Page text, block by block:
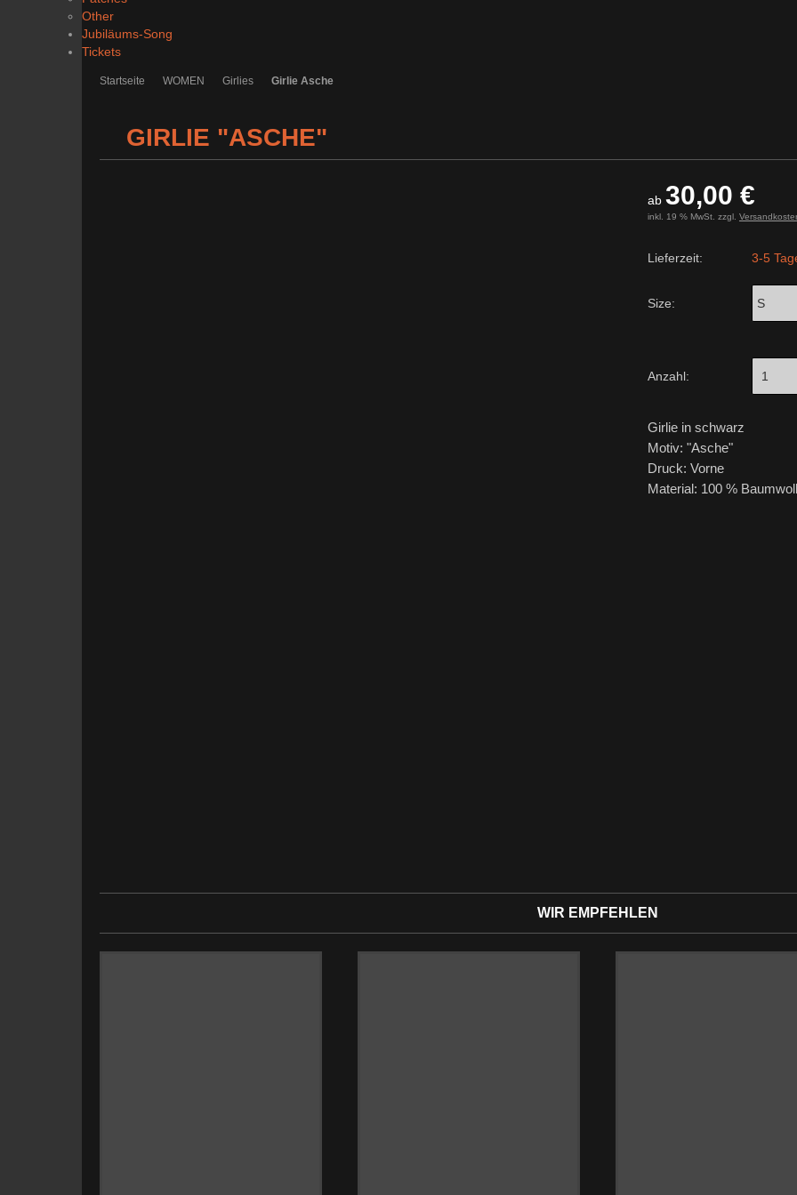
Other
Jubiläums-Song
Tickets
Startseite WOMEN Girlies Girlie Asche
GIRLIE "ASCHE"
ab 30,00 €
inkl. 19 % MwSt. zzgl.
Lieferzeit: 3-5
Size:
Anzahl:
Girlie in schwarz
Motiv: "Asche"
Druck: Vorne
Material: 100 %
WIR EMPFEHLEN